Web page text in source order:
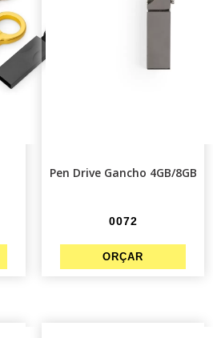
Pen Drive Gancho 4GB/8GB
0072